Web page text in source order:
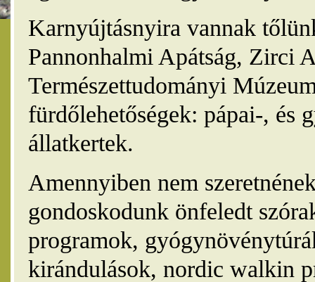
Karnyújtásnyira vannak
Pannonhalmi Apátság, Zirci
Természettudományi
fürdőlehetőségek: pápai-, és
állatkertek.
Amennyiben nem
gondoskodunk önfeledt
programok,
kirándulások, nordic walkin